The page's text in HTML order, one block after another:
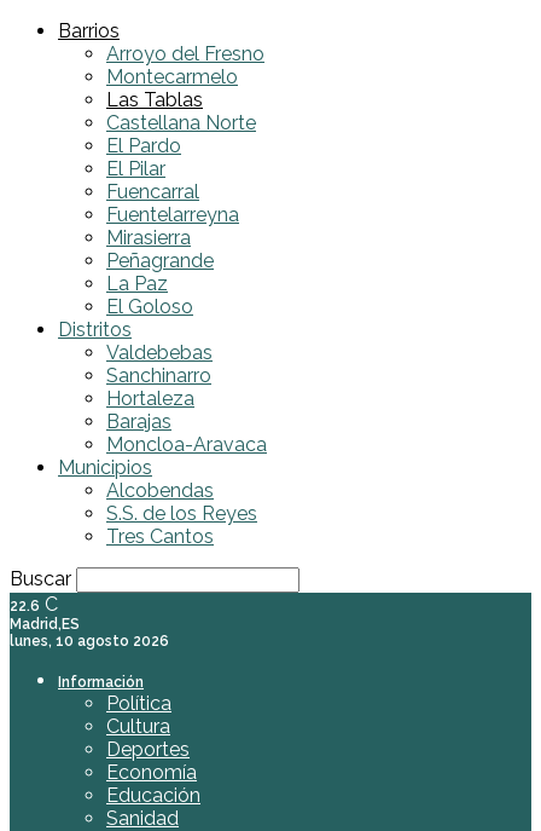
Barrios
Arroyo del Fresno
Montecarmelo
Las Tablas
Castellana Norte
El Pardo
El Pilar
Fuencarral
Fuentelarreyna
Mirasierra
Peñagrande
La Paz
El Goloso
Distritos
Valdebebas
Sanchinarro
Hortaleza
Barajas
Moncloa-Aravaca
Municipios
Alcobendas
S.S. de los Reyes
Tres Cantos
Buscar
22.6 C
Madrid,ES
lunes, 10 agosto 2026
Información
Política
Cultura
Deportes
Economía
Educación
Sanidad